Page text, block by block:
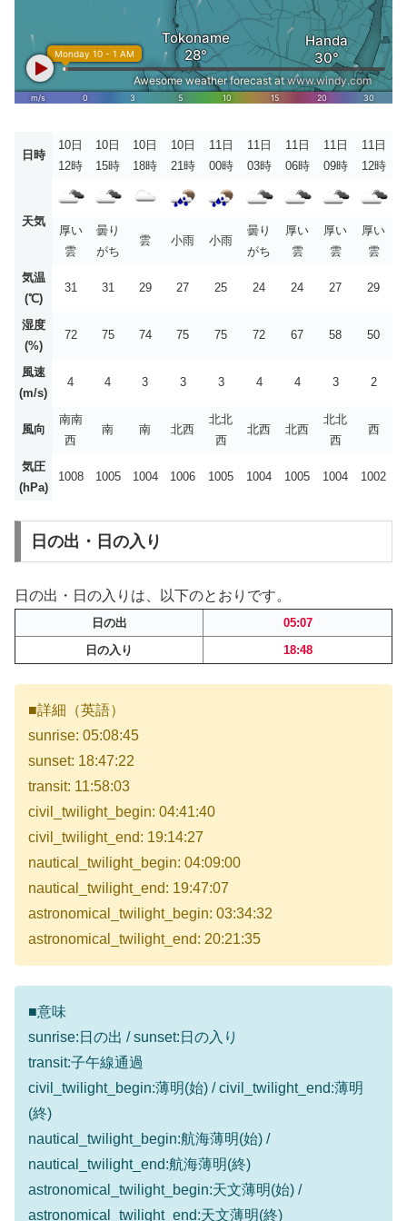
日時
10日
12時
10日
15時
10日
18時
10日
21時
11日
00時
11日
03時
11日
06時
11日
09時
11日
12時
天気
厚い
雲
曇り
がち
雲 小雨 小雨
曇り
がち
厚い
雲
厚い
雲
厚い
雲
気温
(℃)
31 31 29 27 25 24 24 27 29
湿度
(%)
72 75 74 75 75 72 67 58 50
風速
(m/s)
4 4 3 3 3 4 4 3 2
風向
南南
西
南 南 北西
北北
西
北西 北西
北北
西
西
気圧
(hPa)
1008 1005 1004 1006 1005 1004 1005 1004 1002
日の出・日の入り
日の出・日の入りは、以下のとおりです。
日の出
05:07
日の入り
18:48
■詳細（英語）
sunrise: 05:08:45
sunset: 18:47:22
transit: 11:58:03
civil_twilight_begin: 04:41:40
civil_twilight_end: 19:14:27
nautical_twilight_begin: 04:09:00
nautical_twilight_end: 19:47:07
astronomical_twilight_begin: 03:34:32
astronomical_twilight_end: 20:21:35
■意味
sunrise:日の出 / sunset:日の入り
transit:子午線通過
civil_twilight_begin:薄明(始) / civil_twilight_end:薄明
(終)
nautical_twilight_begin:航海薄明(始) /
nautical_twilight_end:航海薄明(終)
astronomical_twilight_begin:天文薄明(始) /
astronomical_twilight_end:天文薄明(終)